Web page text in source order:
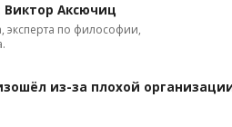
Аксючиц
эксперта по философии,
из-за плохой